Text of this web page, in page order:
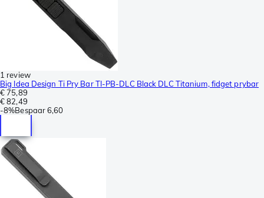
1 review
Big Idea Design Ti Pry Bar TI-PB-DLC Black DLC Titanium, fidget prybar
€ 75,89
€ 82,49
-8%Bespaar6,60